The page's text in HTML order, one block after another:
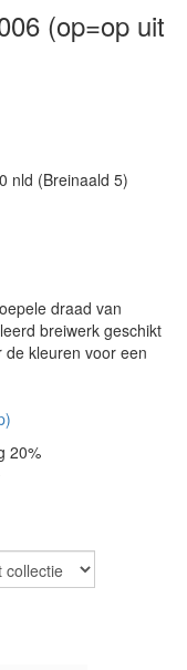
(op=op uit
nld (Breinaald 5)
draad van
breiwerk geschikt
kleuren voor een
20%